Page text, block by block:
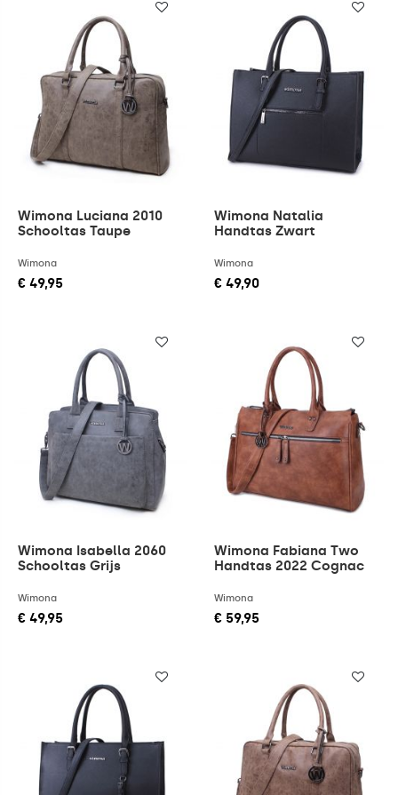
Wimona Luciana 2010
Schooltas Taupe
Wimona
€ 49,95
Wimona Natalia
Handtas Zwart
Wimona
€ 49,90
Wimona Isabella 2060
Schooltas Grijs
Wimona
€ 49,95
Wimona Fabiana Two
Handtas 2022 Cognac
Wimona
€ 59,95